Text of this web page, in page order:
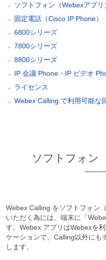
ソフトフォン（Webexアプリ
固定電話（Cisco IP Phone）
6800シリーズ
7800シリーズ
8800シリーズ
IP 会議 Phone・IP ビデオ
ライセンス
Webex Calling で利用可能な
ソフトフォン
Webex Calling をソフトフォン
いただく為には、端末に「
す。Webex アプリはWebexを
ケーションで、Calling以外にも
します。